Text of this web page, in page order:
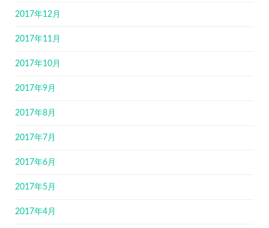
2017年12月
2017年11月
2017年10月
2017年9月
2017年8月
2017年7月
2017年6月
2017年5月
2017年4月